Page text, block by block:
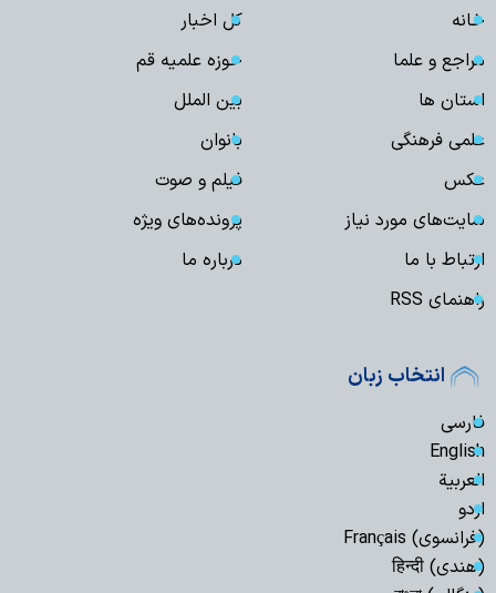
خانه
کل اخبار
مراجع و علما
حوزه علمیه قم
استان ها
بین الملل
علمی فرهنگی
بانوان
عکس
فیلم و صوت
سایت‌های مورد نیاز
پرونده‌های ویژه
ارتباط با ما
درباره ما
راهنمای RSS
انتخاب زبان
فارسی
English
العربیة
اردو
(فرانسوی) Français
(هندی) हिन्दी